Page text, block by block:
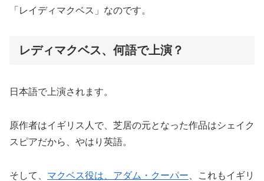
「レイディマクベス」なのです。
レディマクベス、何語で上演？
日本語で上演されます。
原作者はイギリス人で、芝居の元となった作品はシェイク
スピアだから、やはり英語。
そして、 マクベス役は、アダム・クーパー 、これもイギリ